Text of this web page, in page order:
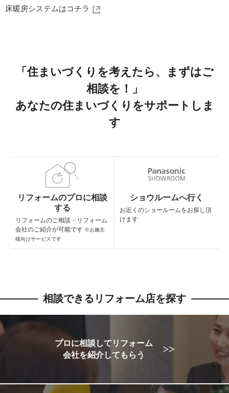
床暖房システムはコチラ
「住まいづくりを考えたら、まずはご
相談を！」
あなたの住まいづくりをサポートしま
す
リフォームのプロに相談
する
リフォームのご相談・ リフォーム
会社のご紹介が可能です ※お施主
様向けサービスです
ショウルームへ行く
お近くのショールームをお探し頂
けます
相談できるリフォーム店を探す
プロに相談してリフォーム
会社を紹介してもらう